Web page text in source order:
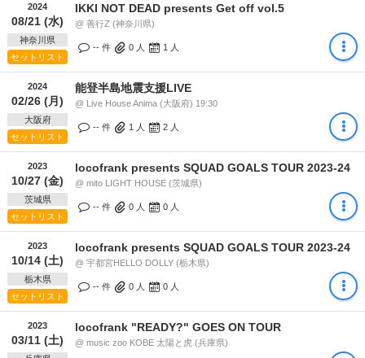
2024
08/21 (水)
神奈川県
セットリスト
IKKI NOT DEAD presents Get off vol.5
@ 善行Z (神奈川県)
-- 件 0 人 1 人
2024
02/26 (月)
大阪府
セットリスト
能登半島地震支援LIVE
@ Live House Anima (大阪府) 19:30
-- 件 1 人 2 人
2023
10/27 (金)
茨城県
セットリスト
locofrank presents SQUAD GOALS TOUR 2023-24
@ mito LIGHT HOUSE (茨城県)
-- 件 0 人 0 人
2023
10/14 (土)
栃木県
セットリスト
locofrank presents SQUAD GOALS TOUR 2023-24
@ 宇都宮HELLO DOLLY (栃木県)
-- 件 0 人 0 人
2023
03/11 (土)
locofrank "READY?" GOES ON TOUR
@ music zoo KOBE 太陽と虎 (兵庫県)